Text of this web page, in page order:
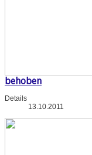
behoben
Details
13.10.2011